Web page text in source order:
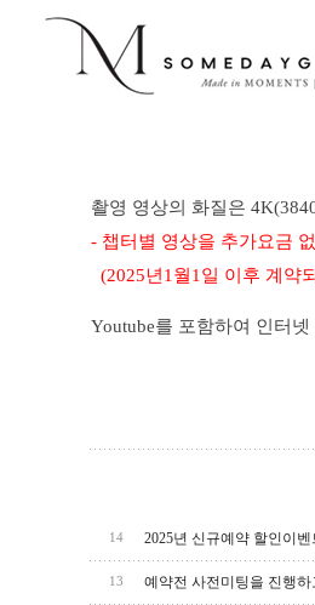
촬영 영상의 화질은
- 챕터별 영상을 추가요금
(2025년1월1일 이후 계약
Youtube를 포함하여 인터넷
14 2025년 신규예약 할인이벤
13 예약전 사전미팅을 진행